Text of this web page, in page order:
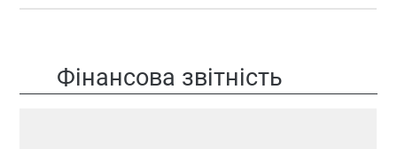
Фінансова звітність